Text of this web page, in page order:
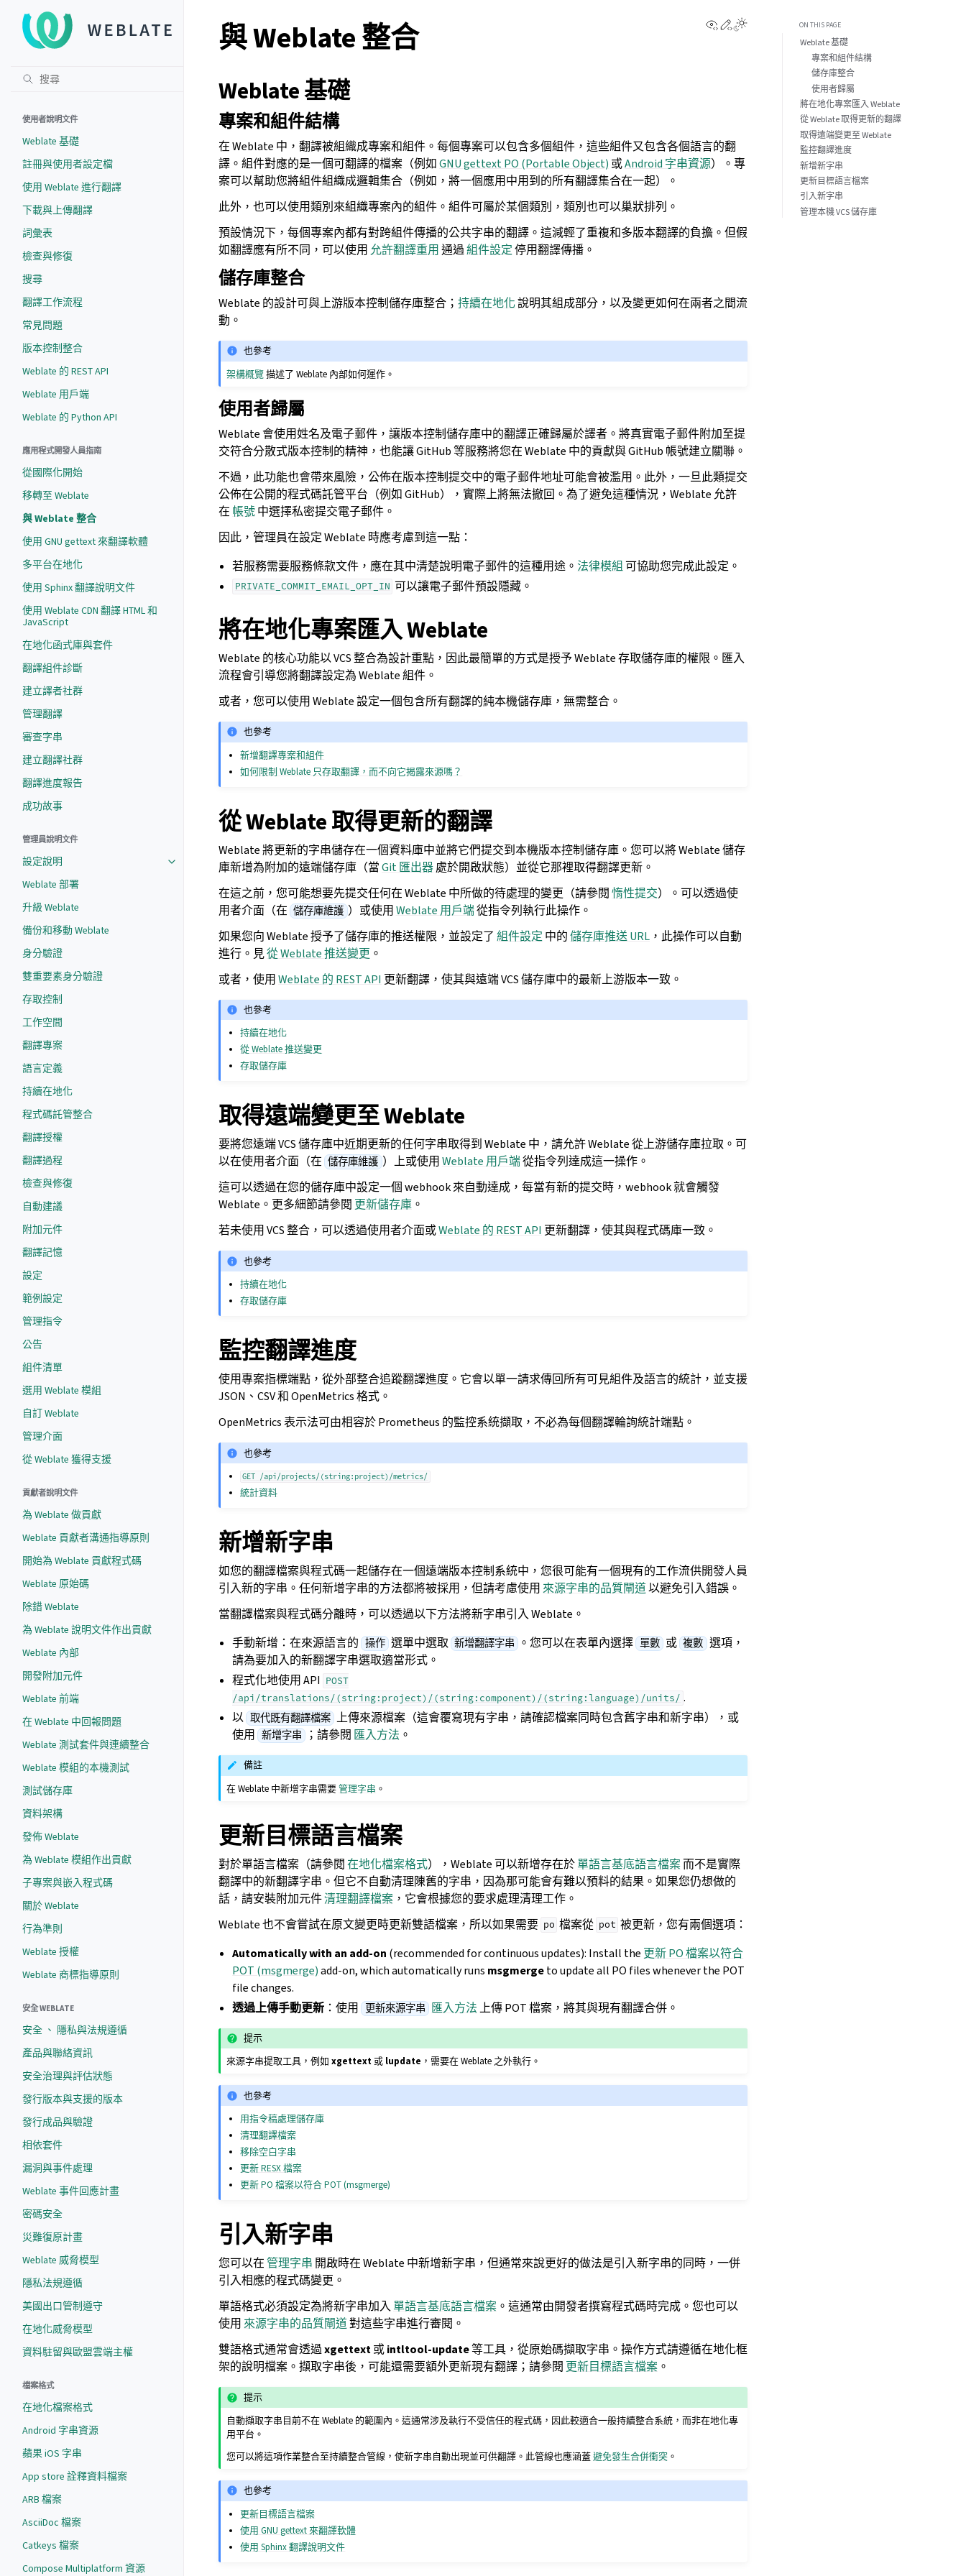
使用者說明文件
Weblate 基礎
註冊與使用者設定檔
使用 Weblate 進行翻譯
下載與上傳翻譯
詞彙表
檢查與修復
搜尋
翻譯工作流程
常見問題
版本控制整合
Weblate 的 REST API
Weblate 用戶端
Weblate 的 Python API
應用程式開發人員指南
從國際化開始
移轉至 Weblate
與 Weblate 整合
使用 GNU gettext 來翻譯軟體
多平台在地化
使用 Sphinx 翻譯說明文件
使用 Weblate CDN 翻譯 HTML 和
JavaScript
在地化函式庫與套件
翻譯組件診斷
建立譯者社群
管理翻譯
審查字串
建立翻譯社群
翻譯進度報告
成功故事
管理員說明文件
設定說明
Weblate 部署
升級 Weblate
備份和移動 Weblate
身分驗證
雙重要素身分驗證
存取控制
工作空間
翻譯專案
語言定義
持續在地化
程式碼託管整合
翻譯授權
翻譯過程
檢查與修復
自動建議
附加元件
翻譯記憶
設定
範例設定
管理指令
公告
組件清單
選用 Weblate 模組
自訂 Weblate
管理介面
從 Weblate 獲得支援
貢獻者說明文件
為 Weblate 做貢獻
Weblate 貢獻者溝通指導原則
開始為 Weblate 貢獻程式碼
Weblate 原始碼
除錯 Weblate
為 Weblate 說明文件作出貢獻
Weblate 內部
開發附加元件
Weblate 前端
在 Weblate 中回報問題
Weblate 測試套件與連續整合
Weblate 模組的本機測試
測試儲存庫
資料架構
發佈 Weblate
為 Weblate 模組作出貢獻
子專案與嵌入程式碼
關於 Weblate
行為準則
Weblate 授權
Weblate 商標指導原則
安全 WEBLATE
安全 、 隱私與法規遵循
產品與聯絡資訊
安全治理與評估狀態
發行版本與支援的版本
發行成品與驗證
相依套件
漏洞與事件處理
Weblate 事件回應計畫
密碼安全
災難復原計畫
Weblate 威脅模型
隱私法規遵循
美國出口管制遵守
在地化威脅模型
資料駐留與歐盟雲端主權
檔案格式
在地化檔案格式
Android 字串資源
蘋果 iOS 字串
App store 詮釋資料檔案
ARB 檔案
AsciiDoc 檔案
Catkeys 檔案
Compose Multiplatform 資源
View this page
Edit this page
與 Weblate 整合
Weblate 基礎
專案和組件結構
在 Weblate 中，翻譯被組織成專案和組件。每個專案可以包含多個組件，這些組件又包含各個語言的翻
譯。組件對應的是一個可翻譯的檔案（例如GNU gettext PO (Portable Object) 或Android 字串資源）。專
案可以幫助您將組件組織成邏輯集合（例如，將一個應用中用到的所有翻譯集合在一起）。
此外，也可以使用類別來組織專案內的組件。組件可屬於某個類別，類別也可以巢狀排列。
預設情況下，每個專案內都有對跨組件傳播的公共字串的翻譯。這減輕了重複和多版本翻譯的負擔。但假
如翻譯應有所不同，可以使用 允許翻譯重用 通過組件設定停用翻譯傳播。
儲存庫整合
Weblate 的設計可與上游版本控制儲存庫整合； 持續在地化說明其組成部分，以及變更如何在兩者之間流
動。
也參考
架構概覽描述了 Weblate 內部如何運作。
使用者歸屬
Weblate 會使用姓名及電子郵件，讓版本控制儲存庫中的翻譯正確歸屬於譯者。將真實電子郵件附加至提
交符合分散式版本控制的精神，也能讓 GitHub 等服務將您在 Weblate 中的貢獻與 GitHub 帳號建立關聯。
不過，此功能也會帶來風險，公佈在版本控制提交中的電子郵件地址可能會被濫用。此外，一旦此類提交
公佈在公開的程式碼託管平台（例如 GitHub），實際上將無法撤回。為了避免這種情況，Weblate 允許
在 帳號中選擇私密提交電子郵件。
因此，管理員在設定 Weblate 時應考慮到這一點：
若服務需要服務條款文件，應在其中清楚說明電子郵件的這種用途。法律模組可協助您完成此設定。
PRIVATE_COMMIT_EMAIL_OPT_IN 可以讓電子郵件預設隱藏。
將在地化專案匯入 Weblate
Weblate 的核心功能以 VCS 整合為設計重點，因此最簡單的方式是授予 Weblate 存取儲存庫的權限。匯入
流程會引導您將翻譯設定為 Weblate 組件。
或者，您可以使用 Weblate 設定一個包含所有翻譯的純本機儲存庫，無需整合。
也參考
新增翻譯專案和組件
如何限制 Weblate 只存取翻譯，而不向它揭露來源嗎？
從 Weblate 取得更新的翻譯
Weblate 將更新的字串儲存在一個資料庫中並將它們提交到本機版本控制儲存庫。您可以將 Weblate 儲存
庫新增為附加的遠端儲存庫（當Git 匯出器處於開啟狀態）並從它那裡取得翻譯更新。
在這之前，您可能想要先提交任何在 Weblate 中所做的待處理的變更（請參閱惰性提交）。可以透過使
用者介面（在 儲存庫維護 ）或使用Weblate 用戶端從指令列執行此操作。
如果您向 Weblate 授予了儲存庫的推送權限，並設定了 組件設定 中的儲存庫推送 URL ，此操作可以自動
進行。見從 Weblate 推送變更 。
或者，使用Weblate 的 REST API 更新翻譯，使其與遠端 VCS 儲存庫中的最新上游版本一致。
也參考
持續在地化
從 Weblate 推送變更
存取儲存庫
取得遠端變更至 Weblate
要將您遠端 VCS 儲存庫中近期更新的任何字串取得到 Weblate 中，請允許 Weblate 從上游儲存庫拉取。可
以在使用者介面（在 儲存庫維護 ）上或使用 Weblate 用戶端從指令列達成這一操作。
這可以透過在您的儲存庫中設定一個 webhook 來自動達成，每當有新的提交時，webhook 就會觸發
Weblate。更多細節請參閱 更新儲存庫 。
若未使用 VCS 整合，可以透過使用者介面或Weblate 的 REST API 更新翻譯，使其與程式碼庫一致。
也參考
持續在地化
存取儲存庫
監控翻譯進度
使用專案指標端點，從外部整合追蹤翻譯進度。它會以單一請求傳回所有可見組件及語言的統計，並支援
JSON、CSV 和 OpenMetrics 格式。
OpenMetrics 表示法可由相容於 Prometheus 的監控系統擷取，不必為每個翻譯輪詢統計端點。
也參考
GET /api/projects/(string:project)/metrics/
統計資料
新增新字串
如您的翻譯檔案與程式碼一起儲存在一個遠端版本控制系統中，您很可能有一個現有的工作流供開發人員
引入新的字串。任何新增字串的方法都將被採用，但請考慮使用 來源字串的品質閘道以避免引入錯誤。
當翻譯檔案與程式碼分離時，可以透過以下方法將新字串引入 Weblate。
手動新增：在來源語言的 操作 選單中選取 新增翻譯字串 。您可以在表單內選擇 單數 或 複數 選項，
請為要加入的新翻譯字串選取適當形式。
程式化地使用 API POST
/api/translations/(string:project)/(string:component)/(string:language)/units/ .
以 取代既有翻譯檔案 上傳來源檔案（這會覆寫現有字串，請確認檔案同時包含舊字串和新字串），或
使用 新增字串 ；請參閱 匯入方法 。
備註
在 Weblate 中新增字串需要管理字串 。
更新目標語言檔案
對於單語言檔案（請參閱在地化檔案格式），Weblate 可以新增存在於單語言基底語言檔案而不是實際
翻譯中的新翻譯字串。但它不自動清理陳舊的字串，因為那可能會有難以預料的結果。如果您仍想做的
話，請安裝附加元件清理翻譯檔案 ，它會根據您的要求處理清理工作。
Weblate 也不會嘗試在原文變更時更新雙語檔案，所以如果需要 po 檔案從 pot 被更新，您有兩個選項：
Automatically with an add-on (recommended for continuous updates): Install the 更新 PO 檔案以符合
POT (msgmerge)add-on, which automatically runs msgmergeto update all PO files whenever the POT
file changes.
透過上傳手動更新 ：使用 更新來源字串 匯入方法 上傳 POT 檔案，將其與現有翻譯合併。
提示
來源字串提取工具，例如xgettext或 lupdate ，需要在 Weblate 之外執行。
也參考
用指令稿處理儲存庫
清理翻譯檔案
移除空白字串
更新 RESX 檔案
更新 PO 檔案以符合 POT (msgmerge)
引入新字串
您可以在管理字串 開啟時在 Weblate 中新增新字串，但通常來說更好的做法是引入新字串的同時，一併
引入相應的程式碼變更。
單語格式必須設定為將新字串加入單語言基底語言檔案 。這通常由開發者撰寫程式碼時完成。您也可以
使用 來源字串的品質閘道對這些字串進行審閱。
雙語格式通常會透過xgettext或intltool-update等工具，從原始碼擷取字串。操作方式請遵循在地化框
架的說明檔案。擷取字串後，可能還需要額外更新現有翻譯；請參閱 更新目標語言檔案 。
提示
自動擷取字串目前不在 Weblate 的範圍內。這通常涉及執行不受信任的程式碼，因此較適合一般持續整合系統，而非在地化專
用平台。
您可以將這項作業整合至持續整合管線，使新字串自動出現並可供翻譯。此管線也應涵蓋避免發生合併衝突 。
也參考
更新目標語言檔案
使用 GNU gettext 來翻譯軟體
使用 Sphinx 翻譯說明文件
ON THIS PAGE
Weblate 基礎
專案和組件結構
儲存庫整合
使用者歸屬
將在地化專案匯入 Weblate
從 Weblate 取得更新的翻譯
取得遠端變更至 Weblate
監控翻譯進度
新增新字串
更新目標語言檔案
引入新字串
管理本機 VCS 儲存庫